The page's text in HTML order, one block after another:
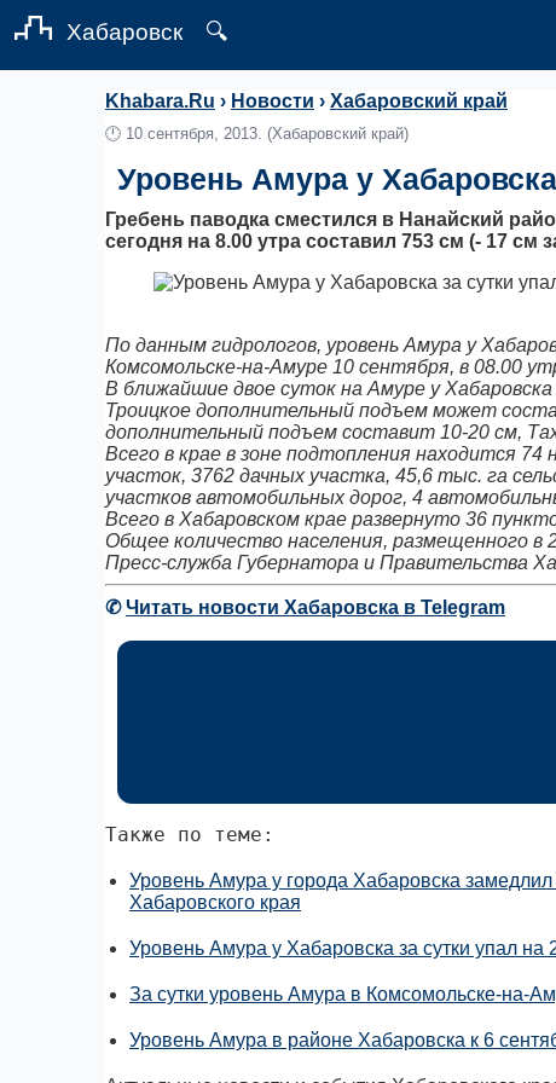
Хабаровск 🔍
Khabara.Ru › Новости › Хабаровский край
🕛 10 сентября, 2013. (Хабаровский край)
Уровень Амура у
Гребень паводка сместился в Нанайский
сегодня на 8.00 утра составил 753 см (- 17
По данным гидрологов, уровень Амура у
Комсомольске-на-Амуре 10 сентября, в 08.00
В ближайшие двое суток на Амуре у
Троицкое дополнительный подъем может
дополнительный подъем составит 10-20 см,
Всего в крае в зоне подтопления находится
участок, 3762 дачных участка, 45,6 тыс. га
участков автомобильных дорог, 4
Всего в Хабаровском крае развернуто 36
Общее количество населения, размещенного в
Пресс-служба Губернатора и Правительства
✆Читать новости Хабаровска в Telegram
Также по теме:
Уровень Амура у города Хабаровска
Хабаровского края
Уровень Амура у Хабаровска за сутки упал на
За сутки уровень Амура в Комсомольске-на-
Уровень Амура в районе Хабаровска к 6